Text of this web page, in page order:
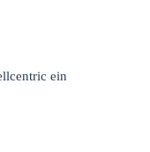
ein